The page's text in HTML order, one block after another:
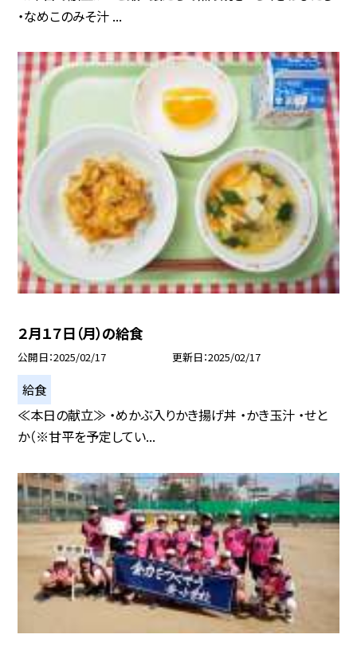
・なめこのみそ汁 ...
２月１７日（月）の給食
公開日 2025/02/17 更新日 2025/02/17
給食
≪本日の献立≫ ・めかぶ入りかき揚げ丼 ・かき玉汁 ・せと
か（※甘平を予定してい...